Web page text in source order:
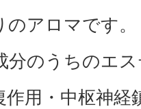
アロマです。
分のうちのエ
用・中枢神経